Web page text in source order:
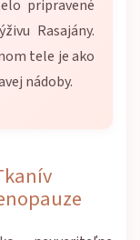
pripravené
Rasajány.
tele je ako
nádoby.